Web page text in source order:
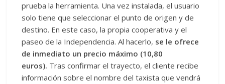
prueba la herramienta. Una vez instalada, el usuario
solo tiene que seleccionar el punto de origen y de
destino. En este caso, la propia cooperativa y el
paseo de la Independencia. Al hacerlo, se le ofrece
de inmediato un precio máximo (10,80
euros). Tras confirmar el trayecto, el cliente recibe
información sobre el nombre del taxista que vendrá